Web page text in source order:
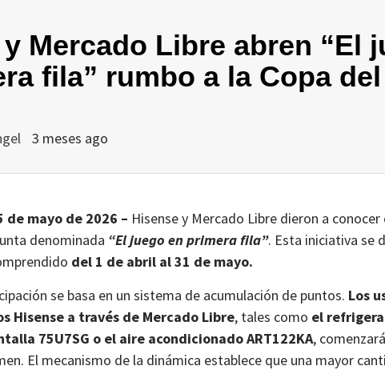
Mercado Libre abren “El
fila” rumbo a la Copa del
3 meses ago
de mayo de 2026 – Hisense y Mercado Libre dieron a
denominada “El juego en primera fila”. Esta iniciativa se
del 1 de abril al 31 de mayo.
se basa en un sistema de acumulación de puntos. Los
Hisense a través de Mercado Libre, tales como el
75U7SG o el aire acondicionado ART122KA,
El mecanismo de la dinámica establece que una mayor